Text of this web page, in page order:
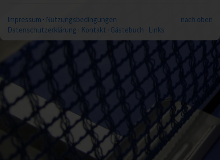
nach oben
Impressum · Nutzungsbedingungen ·
Datenschutzerklärung · Kontakt · Gästebuch · Links